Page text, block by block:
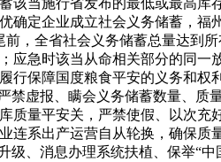
当施行省发布的最低或最高
定企业成立社会义务储蓄，
，全省社会义务储蓄总量达到
应急时该当从命相关部分的同
保障国度粮食平安的义务和
禁虚报、瞒会义务储蓄数量、
量平安关，严禁使假、以次
系出产运营自从轮换，确保
、消息办理系统扶植、保举“